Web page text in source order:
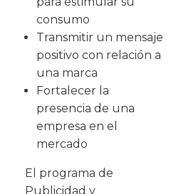
consumo
Transmitir un mensaje
positivo con relación a
una marca
Fortalecer la
presencia de una
empresa en el
mercado
El programa de
Publicidad y